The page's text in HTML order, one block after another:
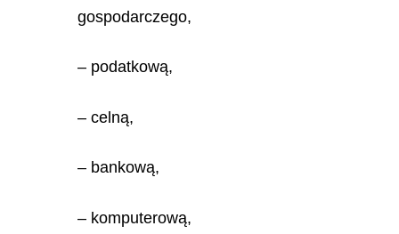
gospodarczego,
– podatkową,
– celną,
– bankową,
– komputerową,